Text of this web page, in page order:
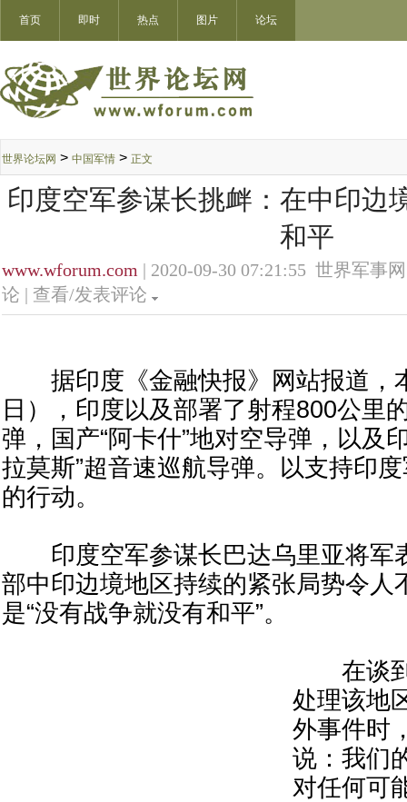
首页 即时 热点 图片 论坛
世界论坛网 > 中国军情 > 正文
印度空军参谋长挑衅：在中印边
和平
www.wforum.com | 2020-09-30 07:21:55 世界军事
论 | 查看/发表评论
据印度《金融快报》网站报道，
日），印度以及部署了射程800公里
弹，国产“阿卡什”地对空导弹，以及
拉莫斯”超音速巡航导弹。以支持印
的行动。
印度空军参谋长巴达乌里亚将军
部中印边境地区持续的紧张局势令人
是“没有战争就没有和平”。
在谈到
处理该地
外事件时
说：我们
对任何可